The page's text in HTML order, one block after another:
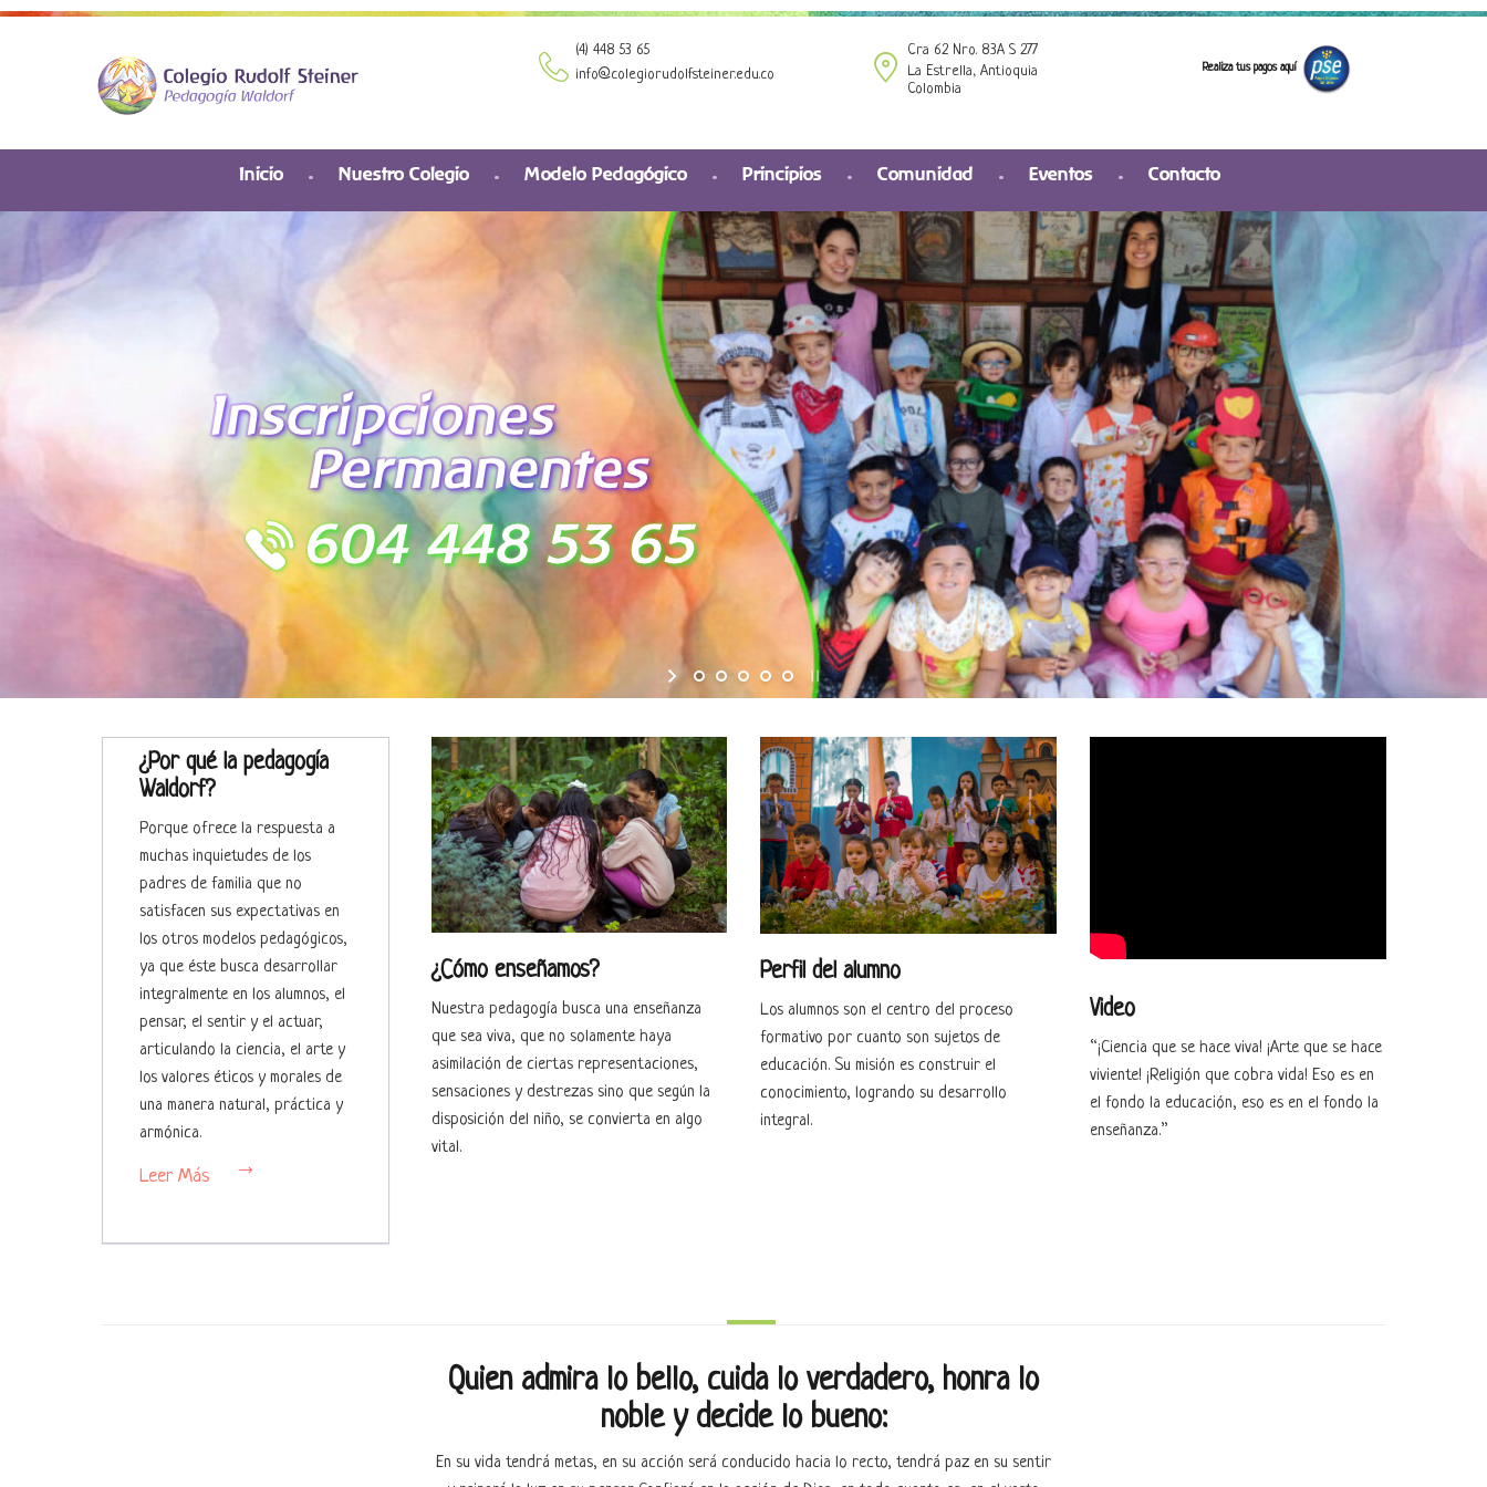
(4) 448 53 65
info@colegiorudolfsteiner.edu.co
Cra 62 Nro. 83A S 277
La Estrella, Antioquia
Colombia
Realiza tus pagos aquí
Inicio Nuestro Colegio Modelo Pedagógico Principios Comunidad Eventos Contacto
¿Por qué la pedagogía
Waldorf?
Porque ofrece la respuesta a
muchas inquietudes de los
padres de familia que no
satisfacen sus expectativas en
los otros modelos pedagógicos,
ya que éste busca desarrollar
integralmente en los alumnos, el
pensar, el sentir y el actuar,
articulando la ciencia, el arte y
los valores éticos y morales de
una manera natural, práctica y
armónica.
Leer Más
¿Cómo enseñamos?
Nuestra pedagogía busca una enseñanza
que sea viva, que no solamente haya
asimilación de ciertas representaciones,
sensaciones y destrezas sino que según la
disposición del niño, se convierta en algo
vital.
Perfil del alumno
Los alumnos son el centro del proceso
formativo por cuanto son sujetos de
educación. Su misión es construir el
conocimiento, logrando su desarrollo
integral.
Video
“¡Ciencia que se hace viva! ¡Arte que se hace
viviente! ¡Religión que cobra vida! Eso es en
el fondo la educación, eso es en el fondo la
enseñanza.”
Quien admira lo bello, cuida lo verdadero, honra lo
noble y decide lo bueno:
En su vida tendrá metas, en su acción será conducido hacia lo recto, tendrá paz en su sentir